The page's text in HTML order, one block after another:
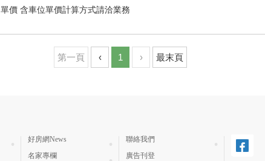
單價 含車位單價計算方式請洽業務
第一頁 ‹ 1 › 最末頁
好房網News
名家專欄
聯絡我們
廣告刊登